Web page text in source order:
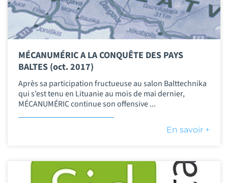
MÉCANUMÉRIC A LA CONQUÊTE DES PAYS
BALTES (oct. 2017)
Après sa participation fructueuse au salon Balttechnika
qui s’est tenu en Lituanie au mois de mai dernier,
MÉCANUMÉRIC continue son offensive ...
En savoir +